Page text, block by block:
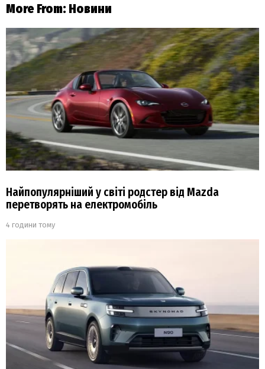
More From: Новини
Найпопулярніший у світі родстер від Mazda
перетворять на електромобіль
4 години тому